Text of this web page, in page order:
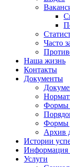
Часто
Наша жизнь
Контакты
Документы
Формы
Формы
Архив
Истории
Информация
Услуги